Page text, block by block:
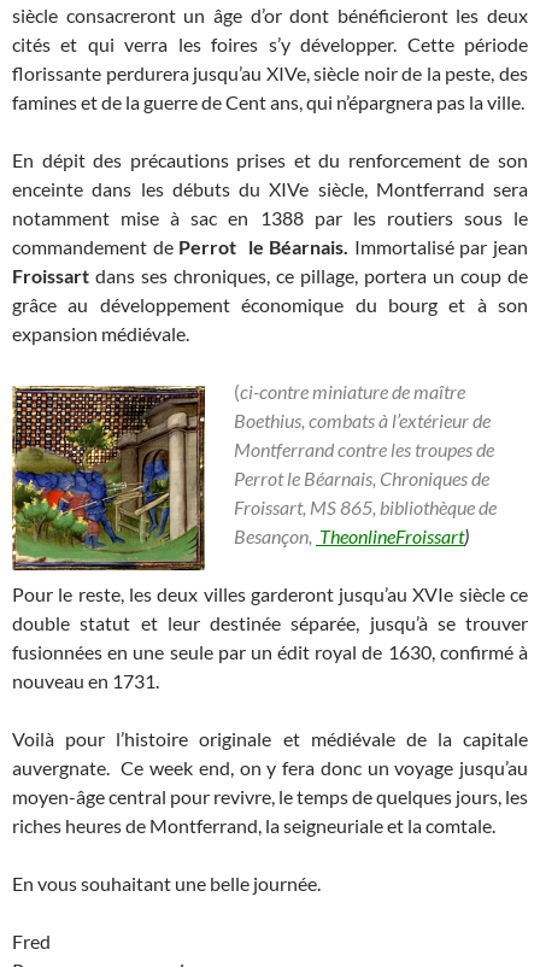
siècle consacreront un âge d’or dont bénéficieront les deux
cités et qui verra les foires s’y développer. Cette période
florissante perdurera jusqu’au XIVe, siècle noir de la peste, des
famines et de la guerre de Cent ans, qui n’épargnera pas la ville.
En dépit des précautions prises et du renforcement de son
enceinte dans les débuts du XIVe siècle, Montferrand sera
notamment mise à sac en 1388 par les routiers sous le
commandement de Perrot le Béarnais. Immortalisé par jean
Froissart dans ses chroniques, ce pillage, portera un coup de
grâce au développement économique du bourg et à son
expansion médiévale.
(ci-contre miniature de maître
Boethius, combats à l’extérieur de
Montferrand contre les troupes de
Perrot le Béarnais, Chroniques de
Froissart, MS 865, bibliothèque de
Besançon, TheonlineFroissart)
Pour le reste, les deux villes garderont jusqu’au XVIe siècle ce
double statut et leur destinée séparée, jusqu’à se trouver
fusionnées en une seule par un édit royal de 1630, confirmé à
nouveau en 1731.
Voilà pour l’histoire originale et médiévale de la capitale
auvergnate. Ce week end, on y fera donc un voyage jusqu’au
moyen-âge central pour revivre, le temps de quelques jours, les
riches heures de Montferrand, la seigneuriale et la comtale.
En vous souhaitant une belle journée.
Fred